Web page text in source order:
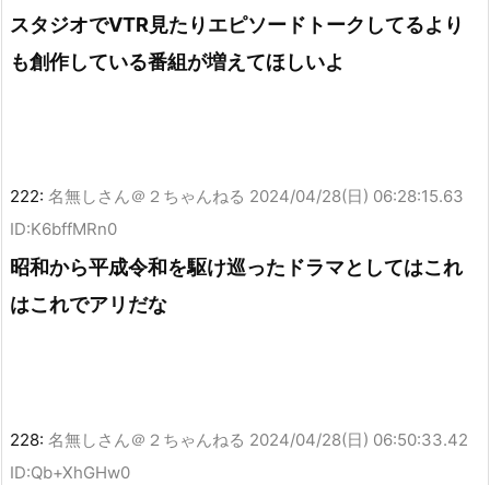
スタジオでVTR見たりエピソードトークしてるより
も創作している番組が増えてほしいよ
222: 名無しさん＠２ちゃんねる 2024/04/28(日) 06:28:15.63
ID:K6bffMRn0
昭和から平成令和を駆け巡ったドラマとしてはこれ
はこれでアリだな
228: 名無しさん＠２ちゃんねる 2024/04/28(日) 06:50:33.42
ID:Qb+XhGHw0